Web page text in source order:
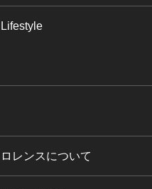
Lifestyle
ロレンスについて